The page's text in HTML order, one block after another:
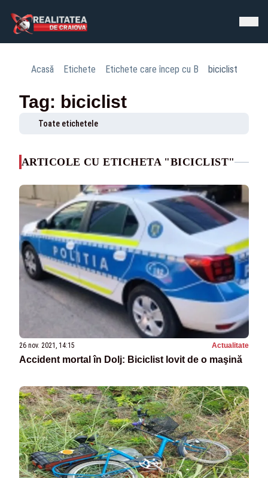
Acasă Etichete Etichete care încep cu B biciclist
Tag: biciclist
Toate etichetele
ARTICOLE CU ETICHETA "BICICLIST"
26 nov. 2021, 14:15 Actualitate
Accident mortal în Dolj: Biciclist lovit de o maşină